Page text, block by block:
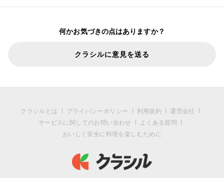
何かお気づきの点はありますか？
クラシルに意見を送る
クラシルとは プライバシーポリシー 利用規約
運営会社
サービスに関してのお問い合わせ
よくある質問
おいしく安全に料理を楽しむために